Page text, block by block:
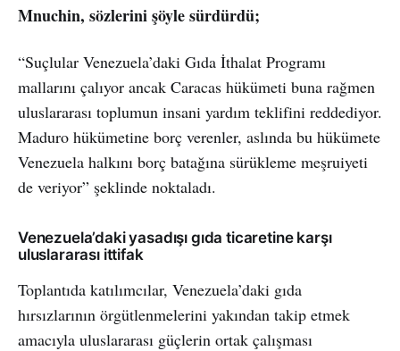
Mnuchin, sözlerini şöyle sürdürdü;
“Suçlular Venezuela’daki Gıda İthalat Programı
mallarını çalıyor ancak Caracas hükümeti buna rağmen
uluslararası toplumun insani yardım teklifini reddediyor.
Maduro hükümetine borç verenler, aslında bu hükümete
Venezuela halkını borç batağına sürükleme meşruiyeti
de veriyor” şeklinde noktaladı.
Venezuela’daki yasadışı gıda ticaretine karşı
uluslararası ittifak
Toplantıda katılımcılar, Venezuela’daki gıda
hırsızlarının örgütlenmelerini yakından takip etmek
amacıyla uluslararası güçlerin ortak çalışması